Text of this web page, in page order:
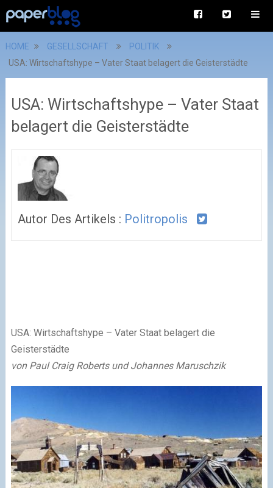
HOME GESELLSCHAFT
POLITIK
USA: Wirtschaftshype – Vater Staat belagert die Geisterstädte
USA: Wirtschaftshype – Vater Staat
belagert die Geisterstädte
Autor Des Artikels : Politropolis
USA: Wirtschaftshype – Vater Staat belagert die
Geisterstädte
von Paul Craig Roberts und Johannes Maruschzik